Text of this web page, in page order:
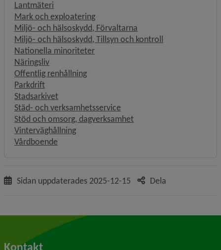
Lantmäteri
Mark och exploatering
Miljö- och hälsoskydd, Förvaltarna
Miljö- och hälsoskydd, Tillsyn och kontroll
Nationella minoriteter
Näringsliv
Offentlig renhållning
Parkdrift
Stadsarkivet
Städ- och verksamhetsservice
Stöd och omsorg, dagverksamhet
Vinterväghållning
Vårdboende
Sidan uppdaterades 2025-12-15 Dela
Kontakt